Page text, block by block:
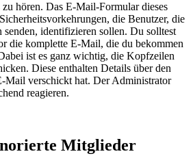
zu hören. Das E-Mail-Formular dieses
die Benutzer, die
senden, identifizieren sollen. Du solltest
die komplette E-Mail, die du bekommen
ist es ganz wichtig, die Kopfzeilen
Diese enthalten Details über den
Mail verschickt hat. Der Administrator
reagieren.
Mitglieder